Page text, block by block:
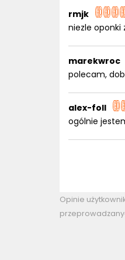
rmjk
niezle oponki
marekwroc
polecam,
alex-foll
ogólnie
Opinie